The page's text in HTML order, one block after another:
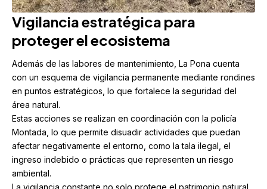
Vigilancia estratégica para
proteger el ecosistema
Además de las labores de mantenimiento, La Pona cuenta
con un esquema de vigilancia permanente mediante rondines
en puntos estratégicos, lo que fortalece la seguridad del
área natural.
Estas acciones se realizan en coordinación con la policía
Montada, lo que permite disuadir actividades que puedan
afectar negativamente el entorno, como la tala ilegal, el
ingreso indebido o prácticas que representen un riesgo
ambiental.